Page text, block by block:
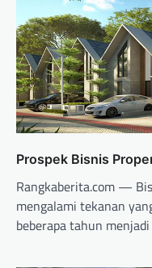
Prospek Bisnis
Rangkaberita.com —
mengalami tekanan
beberapa tahun